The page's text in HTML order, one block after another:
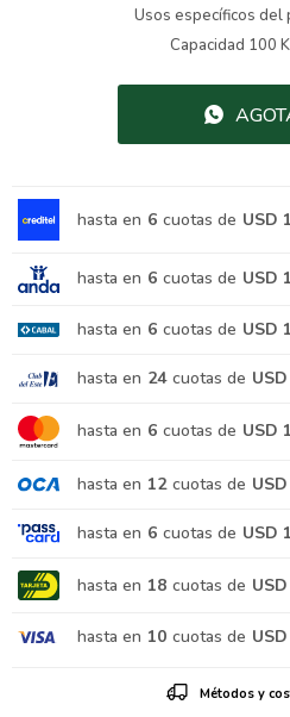
Usos específicos del
Capacidad 100
hasta en 6 cuotas de USD
hasta en 6 cuotas de USD
hasta en 6 cuotas de USD
hasta en 24 cuotas de
hasta en 6 cuotas de USD
hasta en 12 cuotas de
hasta en 6 cuotas de USD
hasta en 18 cuotas de
hasta en 10 cuotas de
Métodos y